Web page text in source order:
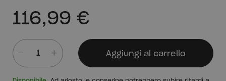
116,99 €
Aggiungi al carrello